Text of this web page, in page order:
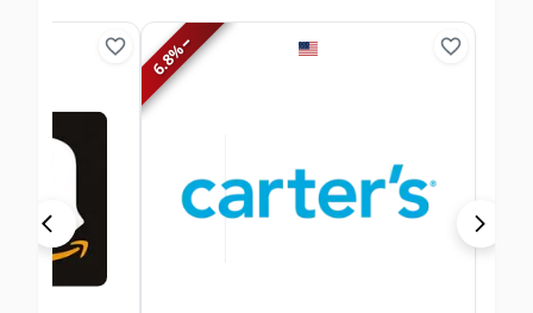
−
6.8%